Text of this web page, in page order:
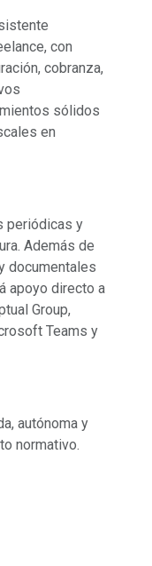
con
cobranza,
sólidos
en
periódicas y
Además de
documentales
apoyo directo a
Group,
Teams y
autónoma y
normativo.